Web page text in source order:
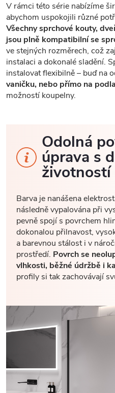
V rámci této série nabízíme
abychom uspokojili různé
Všechny sprchové kouty,
jsou plně kompatibilní se
ve stejných rozměrech, což
instalaci a dokonalé sladění.
instalovat flexibilně – buď na
vaničku, nebo přímo na
možností koupelny.
Odolná
úprava s
životností
Barva je nanášena
následně vypalována při
pevně spojí s povrchem
dokonalou přilnavost,
a barevnou stálost i v
prostředí. Povrch se
vlhkosti, běžné údržbě i
profily si tak zachovávají